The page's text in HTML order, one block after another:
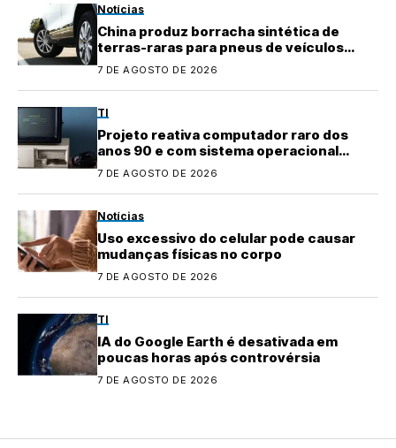
Notícias
China produz borracha sintética de
terras-raras para pneus de veículos
elétricos
7 DE AGOSTO DE 2026
TI
Projeto reativa computador raro dos
anos 90 e com sistema operacional
quase perdido
7 DE AGOSTO DE 2026
Notícias
Uso excessivo do celular pode causar
mudanças físicas no corpo
7 DE AGOSTO DE 2026
TI
IA do Google Earth é desativada em
poucas horas após controvérsia
7 DE AGOSTO DE 2026